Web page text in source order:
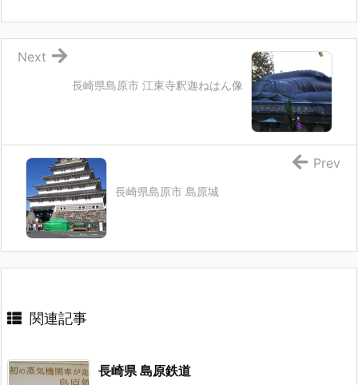
長崎県島原市 江東寺釈迦ねはん像
Next
長崎県島原市 島原城
Prev
関連記事
長崎県 島原鉄道